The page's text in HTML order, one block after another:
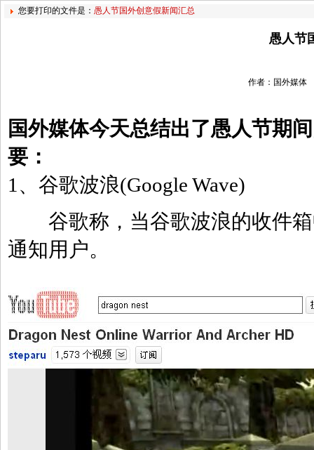
您要打印的文件是： 愚人节国外创意假新闻汇总
愚人节
作者：国外媒体
国外媒体今天总结出了愚人节期
要：
1、谷歌波浪(Google Wave)
谷歌称，当谷歌波浪的收件箱
通知用户。